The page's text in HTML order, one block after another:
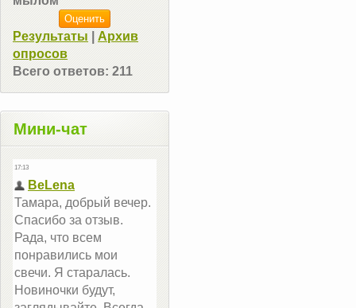
Результаты
Архив
опросов
Всего ответов: 211
Мини-чат